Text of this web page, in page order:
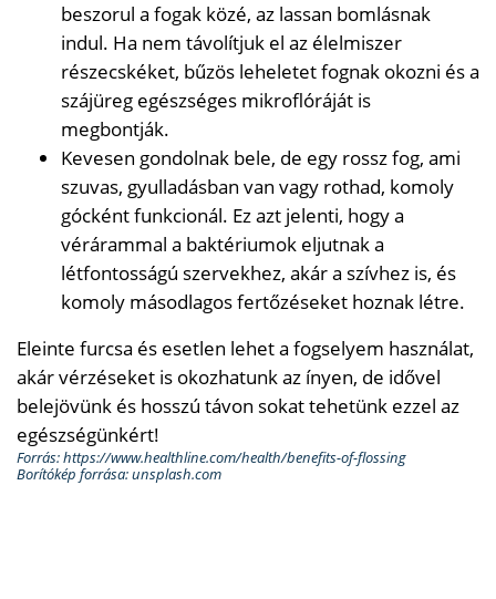
beszorul a fogak közé, az lassan bomlásnak
indul. Ha nem távolítjuk el az élelmiszer
részecskéket, bűzös leheletet fognak okozni és a
szájüreg egészséges mikroflóráját is
megbontják.
Kevesen gondolnak bele, de egy rossz fog, ami
szuvas, gyulladásban van vagy rothad, komoly
gócként funkcionál. Ez azt jelenti, hogy a
vérárammal a baktériumok eljutnak a
létfontosságú szervekhez, akár a szívhez is, és
komoly másodlagos fertőzéseket hoznak létre.
Eleinte furcsa és esetlen lehet a fogselyem használat,
akár vérzéseket is okozhatunk az ínyen, de idővel
belejövünk és hosszú távon sokat tehetünk ezzel az
egészségünkért!
Forrás: https://www.healthline.com/health/benefits-of-flossing
Borítókép forrása: unsplash.com